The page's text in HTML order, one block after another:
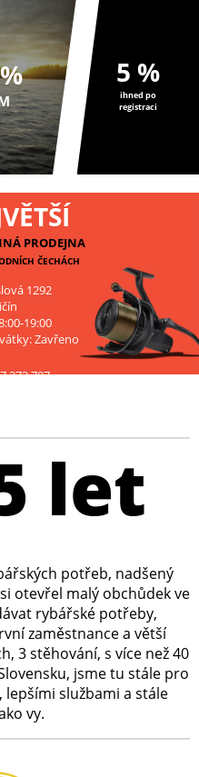
5 %
ihned po
registraci
PRODEJNA
ČECHÁCH
1292
19:00
Zavřeno
272 797
let
potřeb, nadšený
otevřel malý obchůdek ve
rybářské potřeby,
zaměstnance a větší
3 stěhování, s více než 40
jsme tu stále pro
lepšími službami a stále
vy.